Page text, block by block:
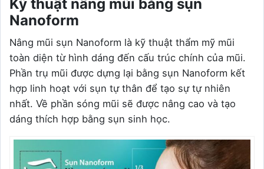
Kỹ thuật nâng mũi bằng sụn
Nanoform
Nâng mũi sụn Nanoform là kỹ thuật thẩm mỹ mũi
toàn diện từ hình dáng đến cấu trúc chính của mũi.
Phần trụ mũi được dựng lại bằng sụn Nanoform kết
hợp linh hoạt với sụn tự thân để tạo sự tự nhiên
nhất. Về phần sóng mũi sẽ được nâng cao và tạo
dáng thích hợp bằng sụn sinh học.